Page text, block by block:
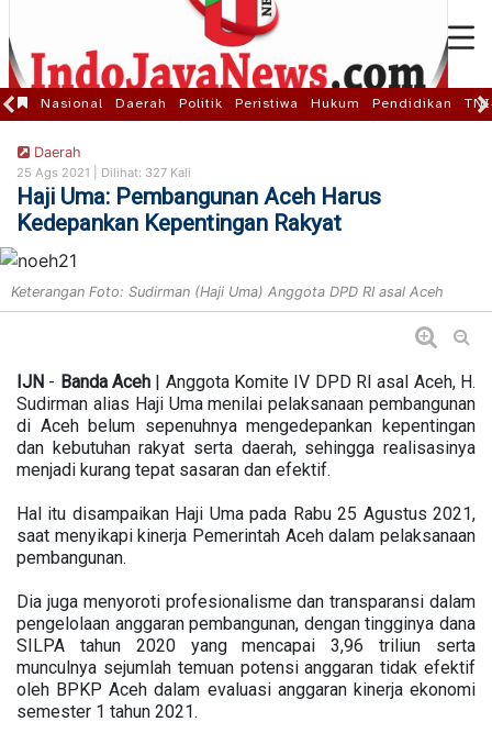
Nasional Daerah Politik Peristiwa Hukum Pendidikan
Daerah
25 Ags 2021 | Dilihat: 327 Kali
Haji Uma: Pembangunan Aceh Harus
Kedepankan Kepentingan Rakyat
Keterangan Foto: Sudirman (Haji Uma) Anggota DPD RI asal Aceh
IJN - Banda Aceh | Anggota Komite IV DPD RI asal Aceh, H.
Sudirman alias Haji Uma menilai pelaksanaan pembangunan
di Aceh belum sepenuhnya mengedepankan kepentingan
dan kebutuhan rakyat serta daerah, sehingga realisasinya
menjadi kurang tepat sasaran dan efektif.
Hal itu disampaikan Haji Uma pada Rabu 25 Agustus 2021,
saat menyikapi kinerja Pemerintah Aceh dalam pelaksanaan
pembangunan.
Dia juga menyoroti profesionalisme dan transparansi dalam
pengelolaan anggaran pembangunan, dengan tingginya dana
SILPA tahun 2020 yang mencapai 3,96 triliun serta
munculnya sejumlah temuan potensi anggaran tidak efektif
oleh BPKP Aceh dalam evaluasi anggaran kinerja ekonomi
semester 1 tahun 2021.